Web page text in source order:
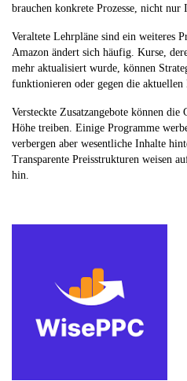
brauchen konkrete Prozesse, nicht nur
Veraltete Lehrpläne sind ein weiteres
Amazon ändert sich häufig. Kurse,
mehr aktualisiert wurde, können
funktionieren oder gegen die aktuellen
Versteckte Zusatzangebote können die
Höhe treiben. Einige Programme
verbergen aber wesentliche Inhalte
Transparente Preisstrukturen weisen
hin.